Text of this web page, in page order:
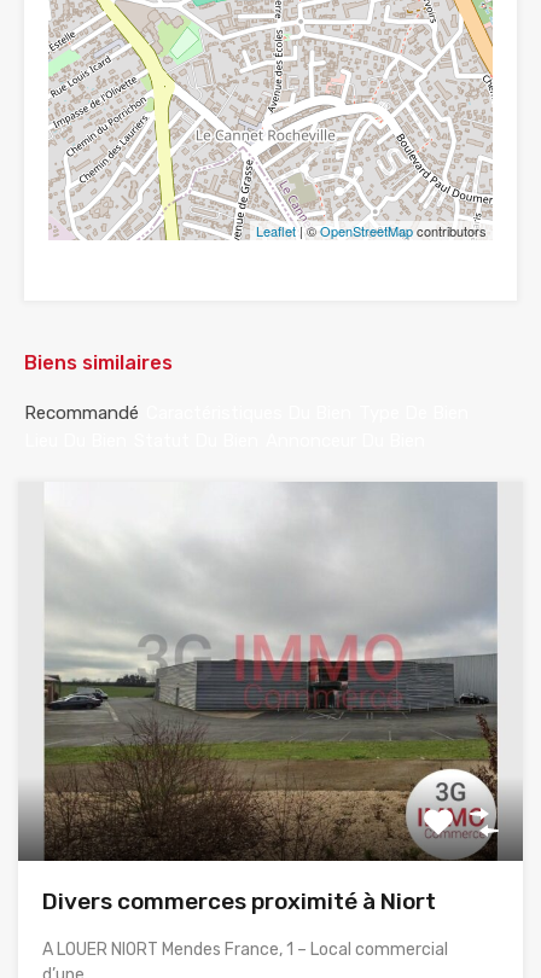
Leaflet | ©OpenStreetMapcontributors
Biens similaires
Recommandé
Divers commerces proximité à Niort
A LOUER NIORT Mendes France, 1 – Local commercial